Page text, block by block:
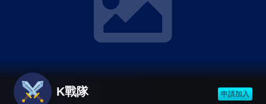
K戰隊 申請加入